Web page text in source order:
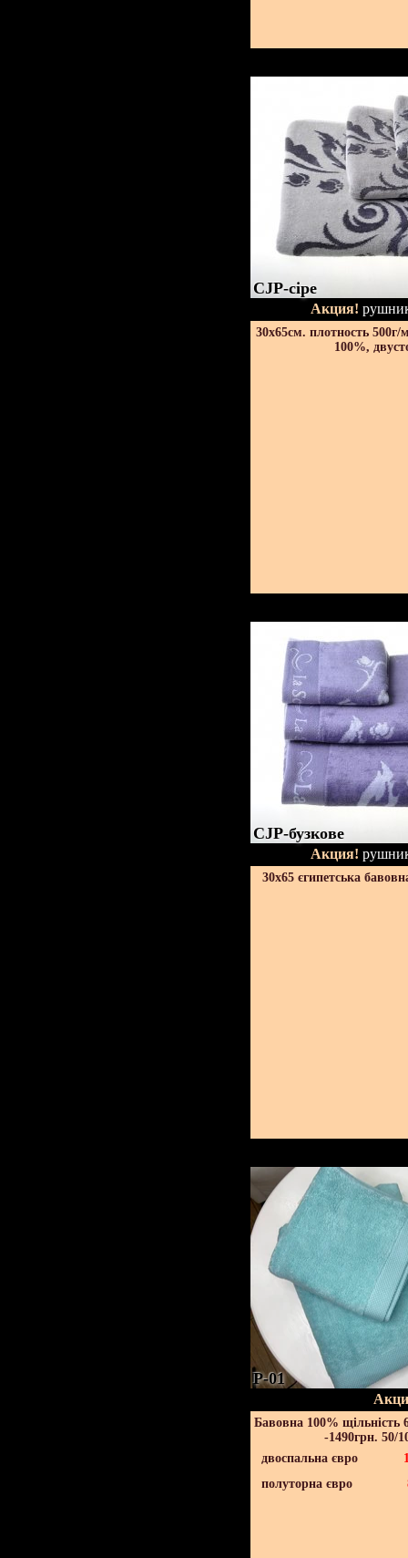
CJP-сіре
Акция!
30х65см. плотность 500г/
100%,
CJP-бузкове
Акция!
30х65 єгипетська
P-01
Бавовна 100% щільність
-1490грн. 50/
двоспальна євро
полуторна євро